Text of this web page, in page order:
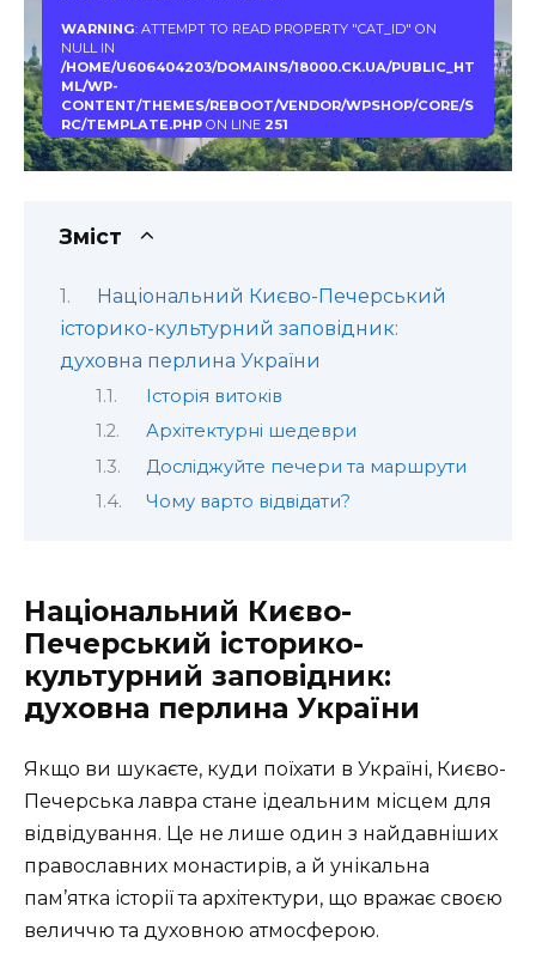
WARNING: ATTEMPT TO READ PROPERTY "CAT_ID" ON
NULL IN
/HOME/U606404203/DOMAINS/18000.CK.UA/PUBLIC_HT
ML/WP-
CONTENT/THEMES/REBOOT/VENDOR/WPSHOP/CORE/S
RC/TEMPLATE.PHPON LINE 251
Зміст
Національний Києво-Печерський
історико-культурний заповідник:
духовна перлина України
Історія витоків
Архітектурні шедеври
Досліджуйте печери та маршрути
Чому варто відвідати?
Національний Києво-
Печерський історико-
культурний заповідник:
духовна перлина України
Якщо ви шукаєте, куди поїхати в Україні, Києво-
Печерська лавра стане ідеальним місцем для
відвідування. Це не лише один з найдавніших
православних монастирів, а й унікальна
пам’ятка історії та архітектури, що вражає своєю
величчю та духовною атмосферою.